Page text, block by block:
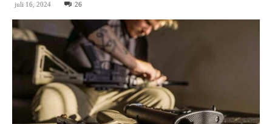
juli 16, 2024 26